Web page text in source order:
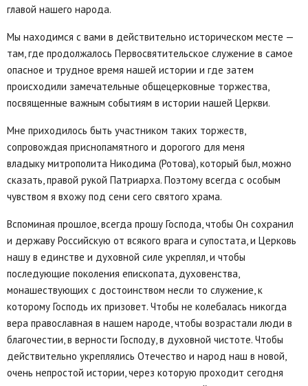
главой нашего народа.
Мы находимся с вами в действительно историческом месте —
там, где продолжалось Первосвятительское служение в самое
опасное и трудное время нашей истории и где затем
происходили замечательные общецерковные торжества,
посвященные важным событиям в истории нашей Церкви.
Мне приходилось быть участником таких торжеств,
сопровождая приснопамятного и дорогого для меня
владыку митрополита Никодима (Ротова), который был, можно
сказать, правой рукой Патриарха. Поэтому всегда с особым
чувством я вхожу под сени сего святого храма.
Вспоминая прошлое, всегда прошу Господа, чтобы Он сохранил
и державу Российскую от всякого врага и супостата, и Церковь
нашу в единстве и духовной силе укреплял, и чтобы
последующие поколения епископата, духовенства,
монашествующих с достоинством несли то служение, к
которому Господь их призовет. Чтобы не колебалась никогда
вера православная в нашем народе, чтобы возрастали люди в
благочестии, в верности Господу, в духовной чистоте. Чтобы
действительно укреплялись Отечество и народ наш в новой,
очень непростой истории, через которую проходит сегодня